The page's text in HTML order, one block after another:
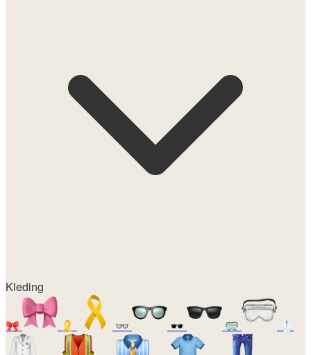
Kleding
🎀 🎗️ 👓 🕶️ 🥽 🥼